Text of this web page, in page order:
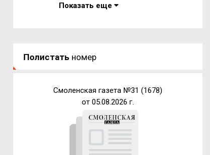
Показать еще
Полистать номер
Смоленская газета №31 (1678)
от 05.08.2026 г.